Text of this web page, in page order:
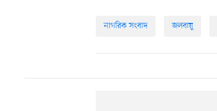
নাগরিক সংবাদ জলবায়ু